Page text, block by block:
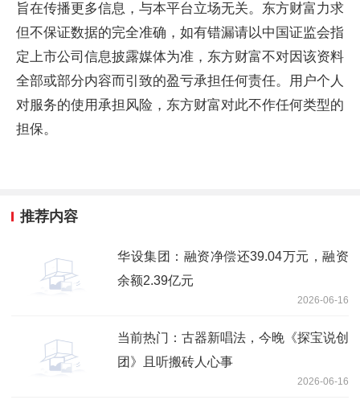
旨在传播更多信息，与本平台立场无关。东方财富力求
但不保证数据的完全准确，如有错漏请以中国证监会指
定上市公司信息披露媒体为准，东方财富不对因该资料
全部或部分内容而引致的盈亏承担任何责任。用户个人
对服务的使用承担风险，东方财富对此不作任何类型的
担保。
推荐内容
华设集团：融资净偿还39.04万元，融资
余额2.39亿元
2026-06-16
当前热门：古器新唱法，今晚《探宝说创
团》且听搬砖人心事
2026-06-16